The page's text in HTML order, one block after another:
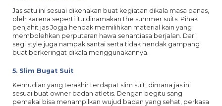
Jas satu ini sesuai dikenakan buat kegiatan dikala masa panas,
oleh karena seperti itu dinamakan the summer suits. Pihak
penjahit jas Jogja hendak memilihkan material kain yang
membolehkan perputaran hawa senantiasa berjalan. Dari
segi style juga nampak santai serta tidak hendak gampang
buat berkeringat dikala menggunakannya.
5. Slim Bugat Suit
Kemudian yang terakhir terdapat slim suit, dimana jas ini
sesuai buat owner badan atletis. Dengan begitu sang
pemakai bisa menampilkan wujud badan yang sehat, perkasa